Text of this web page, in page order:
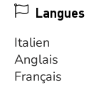
Langues
Italien
Anglais
Français